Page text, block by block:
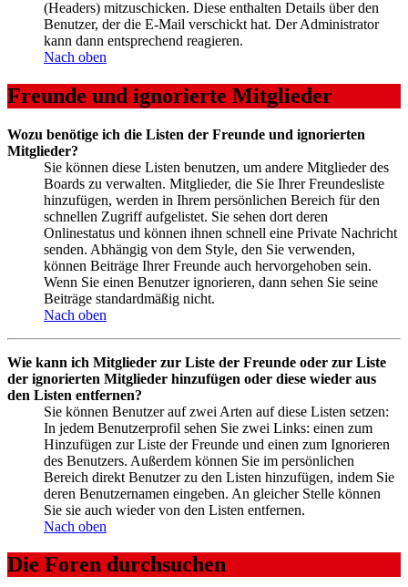
(Headers) mitzuschicken. Diese enthalten Details über den
Benutzer, der die E-Mail verschickt hat. Der Administrator
kann dann entsprechend reagieren.
Nach oben
Freunde und ignorierte Mitglieder
Wozu benötige ich die Listen der Freunde und ignorierten
Mitglieder?
Sie können diese Listen benutzen, um andere Mitglieder des
Boards zu verwalten. Mitglieder, die Sie Ihrer Freundesliste
hinzufügen, werden in Ihrem persönlichen Bereich für den
schnellen Zugriff aufgelistet. Sie sehen dort deren
Onlinestatus und können ihnen schnell eine Private Nachricht
senden. Abhängig von dem Style, den Sie verwenden,
können Beiträge Ihrer Freunde auch hervorgehoben sein.
Wenn Sie einen Benutzer ignorieren, dann sehen Sie seine
Beiträge standardmäßig nicht.
Nach oben
Wie kann ich Mitglieder zur Liste der Freunde oder zur Liste
der ignorierten Mitglieder hinzufügen oder diese wieder aus
den Listen entfernen?
Sie können Benutzer auf zwei Arten auf diese Listen setzen:
In jedem Benutzerprofil sehen Sie zwei Links: einen zum
Hinzufügen zur Liste der Freunde und einen zum Ignorieren
des Benutzers. Außerdem können Sie im persönlichen
Bereich direkt Benutzer zu den Listen hinzufügen, indem Sie
deren Benutzernamen eingeben. An gleicher Stelle können
Sie sie auch wieder von den Listen entfernen.
Nach oben
Die Foren durchsuchen